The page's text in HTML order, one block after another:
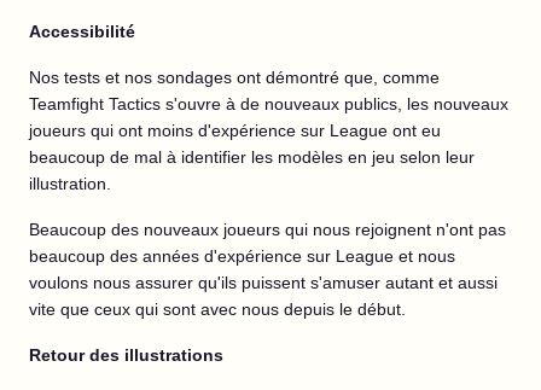
Accessibilité
Nos tests et nos sondages ont démontré que, comme
Teamfight Tactics s'ouvre à de nouveaux publics, les nouveaux
joueurs qui ont moins d'expérience sur League ont eu
beaucoup de mal à identifier les modèles en jeu selon leur
illustration.
Beaucoup des nouveaux joueurs qui nous rejoignent n'ont pas
beaucoup des années d'expérience sur League et nous
voulons nous assurer qu'ils puissent s'amuser autant et aussi
vite que ceux qui sont avec nous depuis le début.
Retour des illustrations